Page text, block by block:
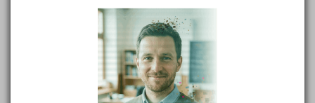
Kritika hry M. L. King v Salesiánském divadle
Důležité reakce organických sloučenin a jejich význam
Zákonitosti v elektronové struktuře
Základní charakteristiky obyvatelstva a geografie sídel